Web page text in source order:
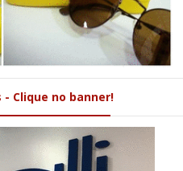
Clique no banner!